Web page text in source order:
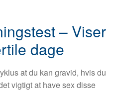
– Viser
dage
at du kan gravid, hvis du
vigtigt at have sex disse